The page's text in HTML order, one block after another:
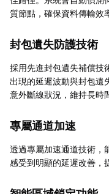
質節點，確保資料傳輸效
封包遺失防護技術
採用先進封包遺失補償技
出現的延遲波動與封包遺
意外斷線狀況，維持長時
專屬通道加速
透過專屬加速通道技術，
感受到明顯的延遲改善，